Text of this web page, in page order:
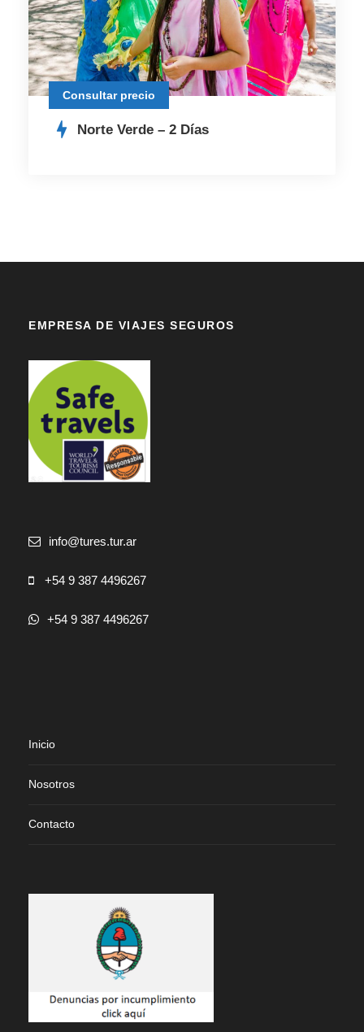
Consultar precio
Norte Verde – 2 Días
EMPRESA DE VIAJES SEGUROS
info@tures.tur.ar
+54 9 387 4496267
+54 9 387 4496267
Inicio
Nosotros
Contacto